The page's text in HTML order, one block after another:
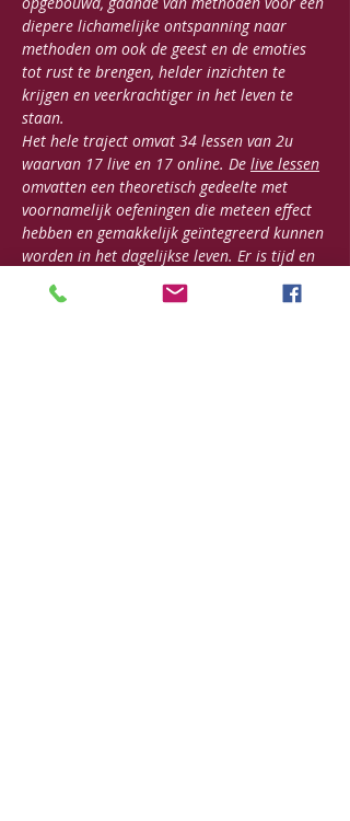
diepere lichamelijke ontspanning naar
methoden om ook de geest en de emoties
tot rust te brengen, helder inzichten te
krijgen en veerkrachtiger in het leven te
staan.
Het hele traject omvat 34 lessen van 2u
waarvan 17 live en 17 online. De live lessen
omvatten een theoretisch gedeelte met
voornamelijk oefeningen die meteen effect
hebben en gemakkelijk geïntegreerd kunnen
worden in het dagelijkse leven. Er is tijd en
ruimte om ervaringen uit te wisselen en
aandacht te geven aan de persoonlijke